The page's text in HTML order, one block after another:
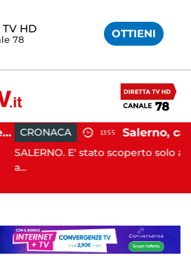
TV HD
78 OTTIENI
13:55
E' stato scoperto solo all'alba, ma